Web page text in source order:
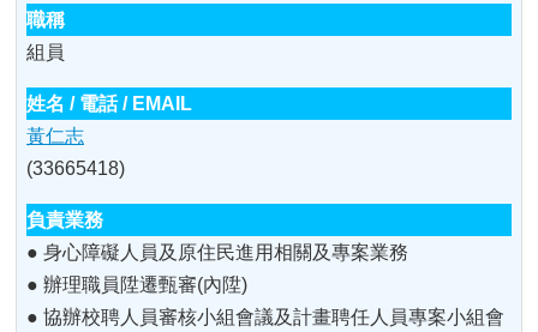
組員
黃仁志
(33665418)
● 身心障礙人員及原住民進用相關及專案業務
● 辦理職員陞遷甄審(內陞)
● 協辦校聘人員審核小組會議及計畫聘任人員專案小組會